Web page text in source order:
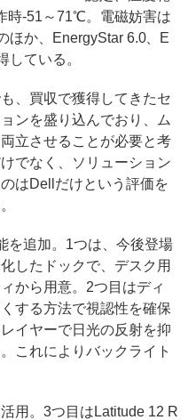
時-51～71℃。電磁妨害は
ほか、EnergyStar 6.0、E
している。
、買収で獲得してきたセ
ンを盛り込んでおり、ム
立させることが必要と考
でなく、ソリューション
はDellだけという評価を
追加。1つは、今後登場
したドックで、デスク用
から用意。2つ目はディ
する方法で視認性を確保
イヤーで日光の反射を抑
これによりバックライト
用。3つ目はLatitude 12 R